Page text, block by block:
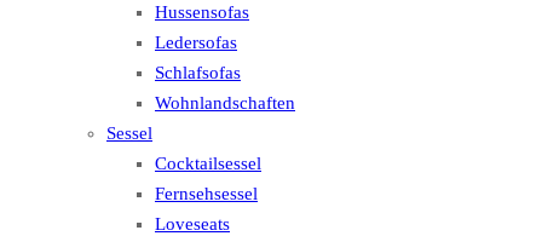
Hussensofas
Ledersofas
Schlafsofas
Wohnlandschaften
Sessel
Cocktailsessel
Fernsehsessel
Loveseats